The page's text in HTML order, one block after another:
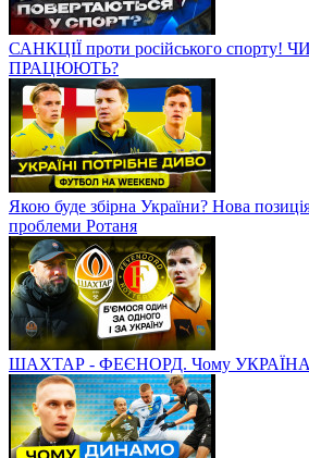
САНКЦІЇ проти російського
ПРАЦЮЮТЬ?
Якою буде збірна України? Нова
проблеми Ротаня
ШАХТАР - ФЕЄНОРД. Чому УКРАЇНА